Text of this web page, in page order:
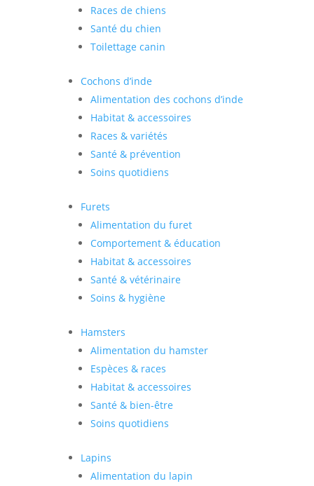
Races de chiens
Santé du chien
Toilettage canin
Cochons d’inde
Alimentation des cochons d’inde
Habitat & accessoires
Races & variétés
Santé & prévention
Soins quotidiens
Furets
Alimentation du furet
Comportement & éducation
Habitat & accessoires
Santé & vétérinaire
Soins & hygiène
Hamsters
Alimentation du hamster
Espèces & races
Habitat & accessoires
Santé & bien-être
Soins quotidiens
Lapins
Alimentation du lapin